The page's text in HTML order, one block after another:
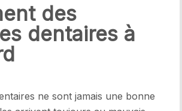
des
dentaires à
ne sont jamais une bonne